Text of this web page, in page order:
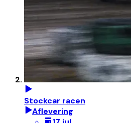
Stockcar racen
Aflevering